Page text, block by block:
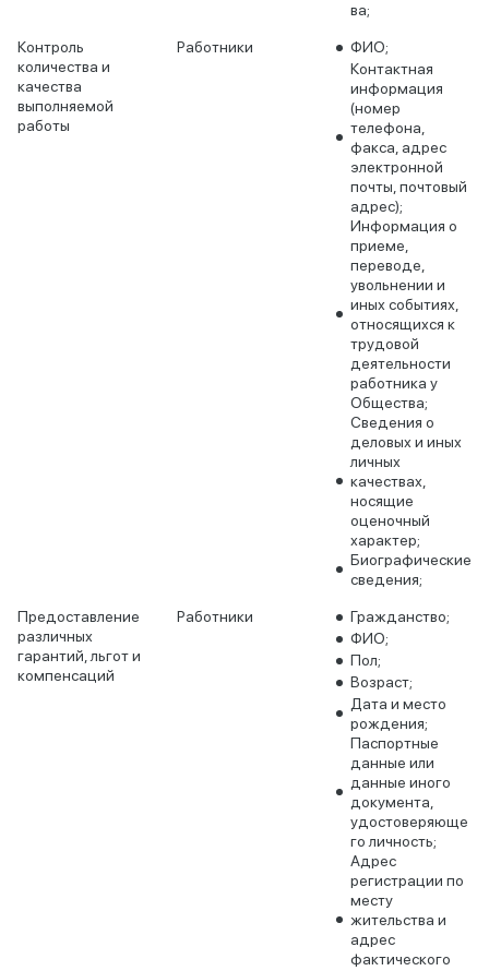
ва;
Контроль
количества и
качества
выполняемой
работы
Работники
ФИО;
Контактная
информация
(номер
телефона,
факса, адрес
электронной
почты, почтовый
адрес);
Информация о
приеме,
переводе,
увольнении и
иных событиях,
относящихся к
трудовой
деятельности
работника у
Общества;
Сведения о
деловых и иных
личных
качествах,
носящие
оценочный
характер;
Биографические
сведения;
Предоставление
различных
гарантий, льгот и
компенсаций
Работники
Гражданство;
ФИО;
Пол;
Возраст;
Дата и место
рождения;
Паспортные
данные или
данные иного
документа,
удостоверяюще
го личность;
Адрес
регистрации по
месту
жительства и
адрес
фактического